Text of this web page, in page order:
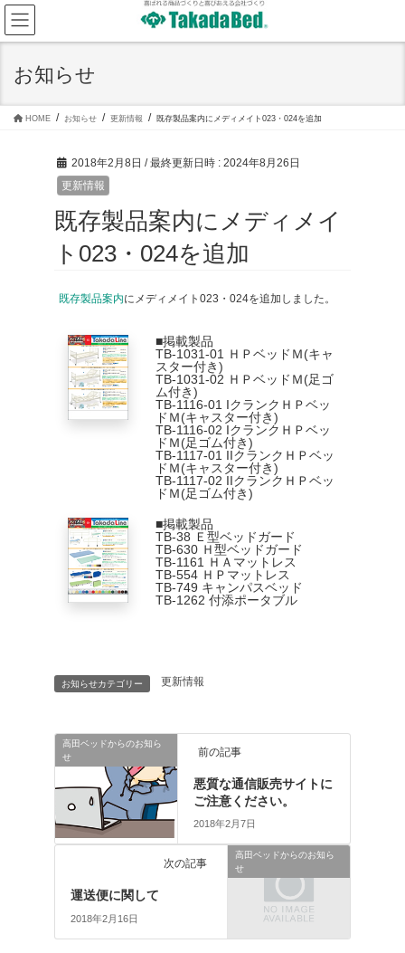
コ
テ
ン
ナ
ゲ
ー
お知らせ
HOME お知らせ 更新情報 既存製品案内にメディメイト023・024を追加
2018年2月8日 / 最終更新日時 : 2024年8月26日
更新情報
既存製品案内にメディメイ
ト023・024を追加
既存製品案内にメディメイト023・024を追加しました。
■掲載製品
TB-1031-01 ＨＰベッドＭ(キャ
スター付き)
TB-1031-02 ＨＰベッドＭ(足ゴ
ム付き)
TB-1116-01 IクランクＨＰベッ
ドＭ(キャスター付き)
TB-1116-02 IクランクＨＰベッ
ドＭ(足ゴム付き)
TB-1117-01 IIクランクＨＰベッ
ドＭ(キャスター付き)
TB-1117-02 IIクランクＨＰベッ
ドＭ(足ゴム付き)
■掲載製品
TB-38 Ｅ型ベッドガード
TB-630 Ｈ型ベッドガード
TB-1161 ＨＡマットレス
TB-554 ＨＰマットレス
TB-749 キャンパスベッド
TB-1262 付添ポータブル
お知らせカテゴリー 更新情報
高田ベッドからのお知ら
せ
前の記事
悪質な通信販売サイトに
ご注意ください。
2018年2月7日
高田ベッドからのお知ら
せ
次の記事
運送便に関して
2018年2月16日